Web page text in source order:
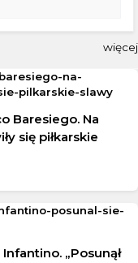
więcej
Baresiego. Na
się piłkarskie
„Posunął